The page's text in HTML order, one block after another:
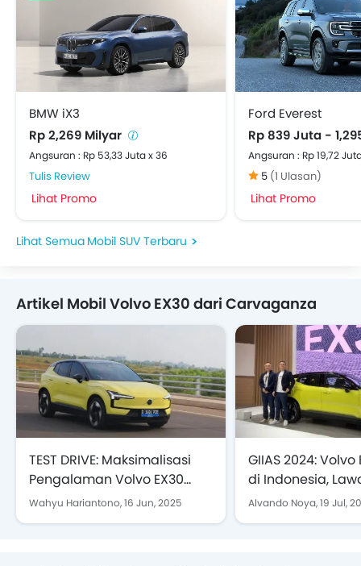
BMW iX3
Rp 2,269 Milyar
Angsuran : Rp 53,33 Juta x 36
Tulis Review
Lihat Promo
Ford Everest
Rp 839 Juta -
Angsuran : Rp 19,72
5 (1 Ulasan)
Lihat Promo
Mobil SUV Terbaru
Artikel Mobil Volvo EX30 dari Carvaganza
TEST DRIVE: Maksimalisasi
Pengalaman Volvo EX30
Lewat Desain Minimalis
Wahyu Hariantono,16 Jun, 2025
GIIAS 2024: Volvo
di Indonesia,
EQC
Alvando Noya,19 Jul,